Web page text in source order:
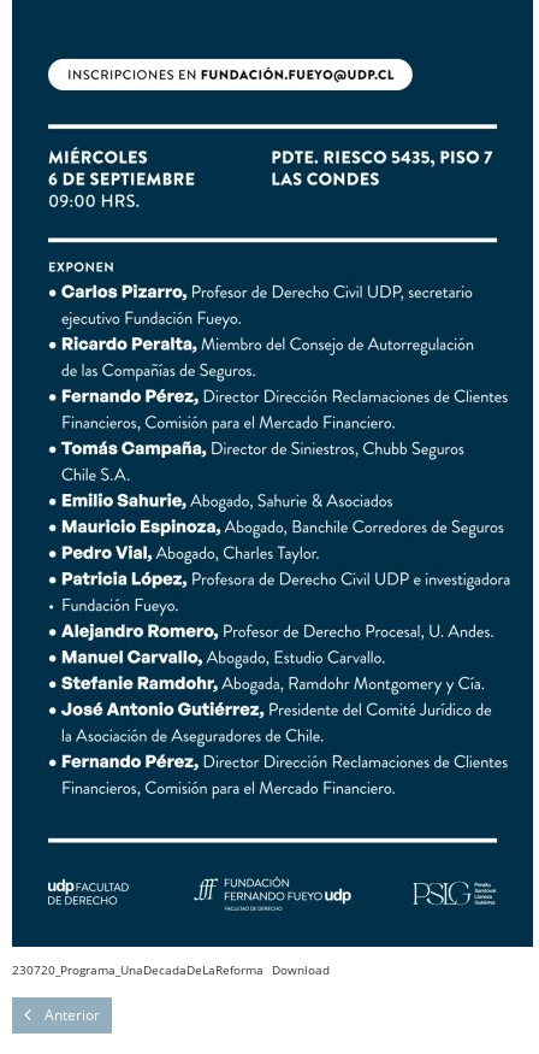
230720_Programa_UnaDecadaDeLaReforma Download
Anterior